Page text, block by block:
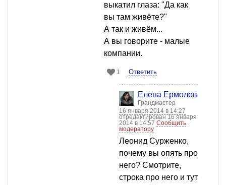
выкатил глаза: "Да как
вы там живёте?"
А так и живём...
А вы говорите - малые
компании.
1 Ответить
Елена Ермолова
Грандмастер
16 января 2014 в 14:27
отредактирован 16 января
2014 в 14:57 Сообщить
модератору
Леонид Сурженко,
почему вы опять про
него? Смотрите,
строка про него и тут